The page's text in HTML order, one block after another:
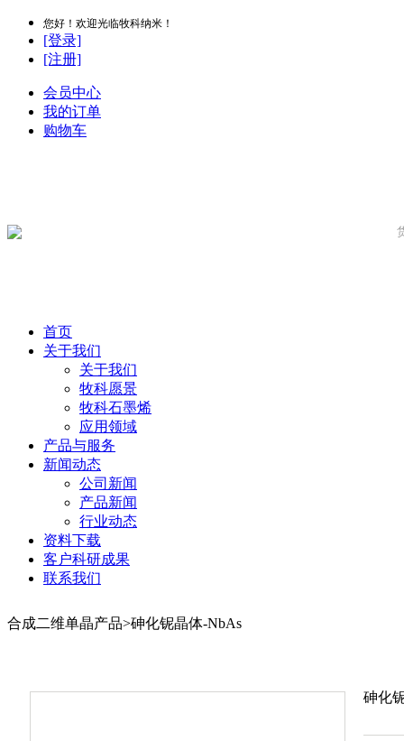
您好！欢迎光临牧科纳米！
[登录]
[注册]
会员中心
我的订单
购物车
首页
关于我们
关于我们
牧科愿景
牧科石墨烯
应用领域
产品与服务
新闻动态
公司新闻
产品新闻
行业动态
资料下载
客户科研成果
联系我们
合成二维单晶产品>砷化铌晶体-NbAs
砷化